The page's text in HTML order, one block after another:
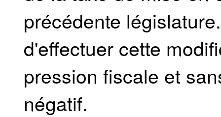
précédente
d'effectuer cette
pression fiscale et
négatif.